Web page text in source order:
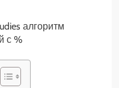
алгоритм
с %